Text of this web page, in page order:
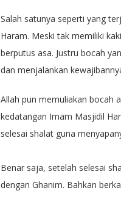
Salah satunya seperti yang
Haram. Meski tak memiliki
berputus asa. Justru bocah
dan menjalankan
Allah pun memuliakan bocah
kedatangan Imam Masjidil
selesai shalat guna
Benar saja, setelah selesai
dengan Ghanim. Bahkan